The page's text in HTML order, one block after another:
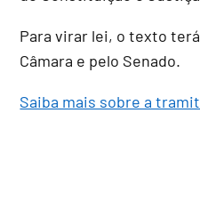
Para virar lei, o texto
Câmara e pelo Senado.
Saiba mais sobre a